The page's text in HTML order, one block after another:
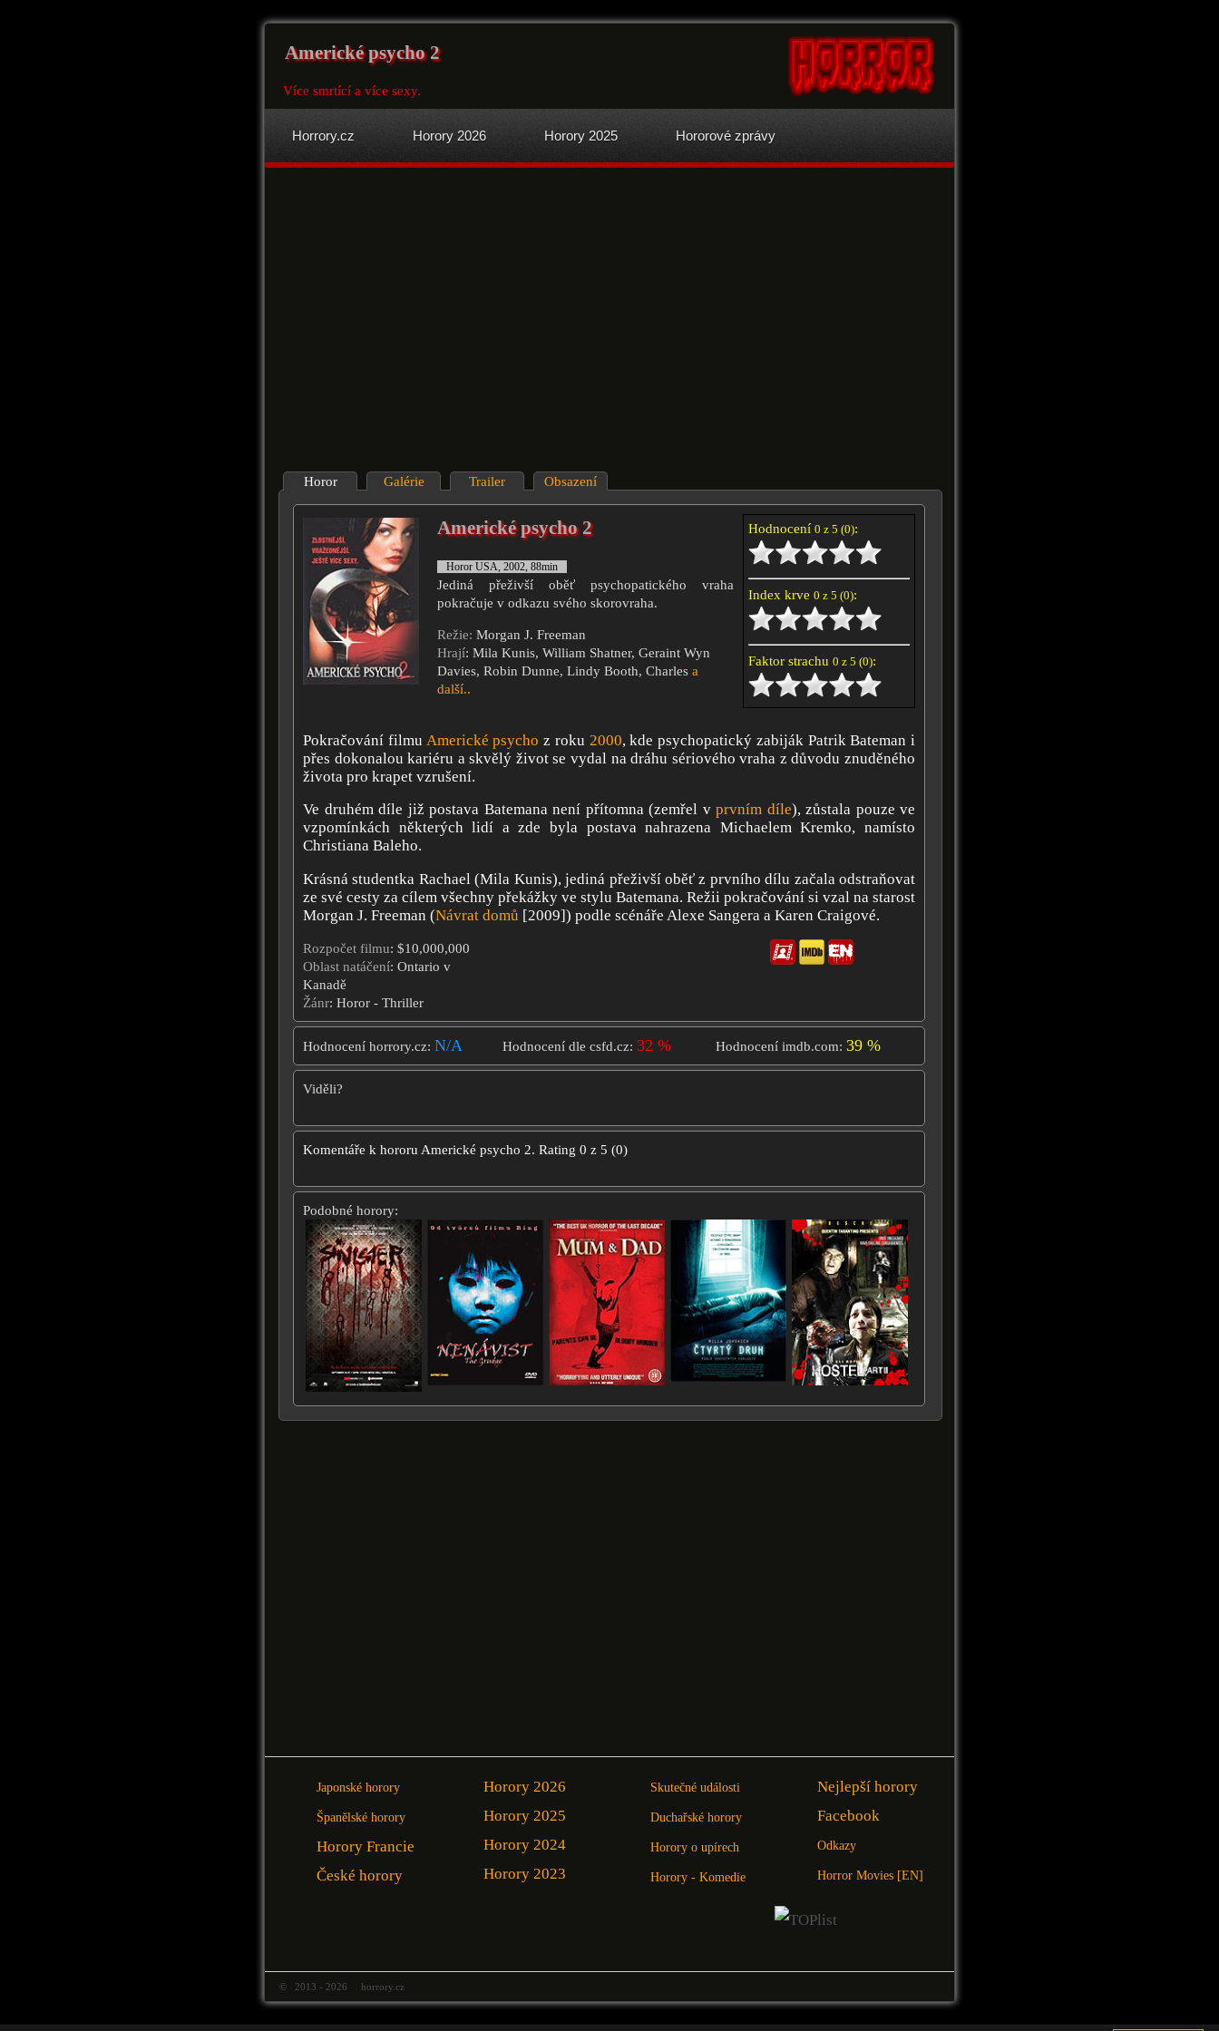
Americké psycho 2
Více smrtící a více sexy.
Horrory.cz Horory 2026 Horory 2025 Hororové zprávy
Horor Galérie Trailer Obsazení
Hodnocení 0 z 5 (0):
Index krve 0 z 5 (0):
Faktor strachu 0 z 5 (0):
Americké psycho 2
Horor USA, 2002, 88min
Jediná přeživší oběť psychopatického vraha
pokračuje v odkazu svého skorovraha.
Režie: Morgan J. Freeman
Hrají: Mila Kunis, William Shatner, Geraint Wyn
Davies, Robin Dunne, Lindy Booth, Charles a
další..
Pokračování filmu Americké psycho z roku 2000, kde psychopatický zabiják Patrik Bateman i
přes dokonalou kariéru a skvělý život se vydal na dráhu sériového vraha z důvodu znuděného
života pro krapet vzrušení.
Ve druhém díle již postava Batemana není přítomna (zemřel v prvním díle), zůstala pouze ve
vzpomínkách některých lidí a zde byla postava nahrazena Michaelem Kremko, namísto
Christiana Baleho.
Krásná studentka Rachael (Mila Kunis), jediná přeživší oběť z prvního dílu začala odstraňovat
ze své cesty za cílem všechny překážky ve stylu Batemana. Režii pokračování si vzal na starost
Morgan J. Freeman (Návrat domů [2009]) podle scénáře Alexe Sangera a Karen Craigové.
Rozpočet filmu: $10,000,000
Oblast natáčení: Ontario v
Kanadě
Žánr: Horor - Thriller
Hodnocení horrory.cz: N/A Hodnocení dle csfd.cz: 32 % Hodnocení imdb.com: 39 %
Viděli?
Komentáře k hororu Americké psycho 2. Rating 0 z 5 (0)
Podobné horory:
Japonské horory
Španělské horory
Horory Francie
České horory
Horory 2026
Horory 2025
Horory 2024
Horory 2023
Skutečné události
Duchařské horory
Horory o upírech
Horory - Komedie
Nejlepší horory
Facebook
Odkazy
Horror Movies [EN]
© 2013 - 2026 horrory.cz